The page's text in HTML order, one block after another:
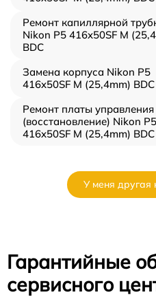
Ремонт капиллярной
Nikon P5 416x50SF M
BDC
Замена корпуса Nikon P5
416x50SF M (25,4mm) BDC
Ремонт платы управления
(восстановление) Nikon P5
416x50SF M (25,4mm) BDC
У меня другая
Гарантийные
сервисного